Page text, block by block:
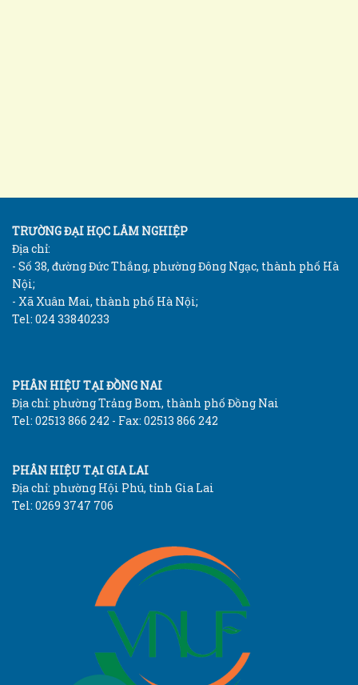
TRƯỜNG ĐẠI HỌC LÂM NGHIỆP
Địa chỉ:
- Số 38, đường Đức Thắng, phường Đông Ngạc, thành phố Hà
Nội;
- Xã Xuân Mai, thành phố Hà Nội;
Tel: 024 33840233
PHÂN HIỆU TẠI ĐỒNG NAI
Địa chỉ: phường Trảng Bom, thành phố Đồng Nai
Tel: 02513 866 242 - Fax: 02513 866 242
PHÂN HIỆU TẠI GIA LAI
Địa chỉ: phường Hội Phú, tỉnh Gia Lai
Tel: 0269 3747 706